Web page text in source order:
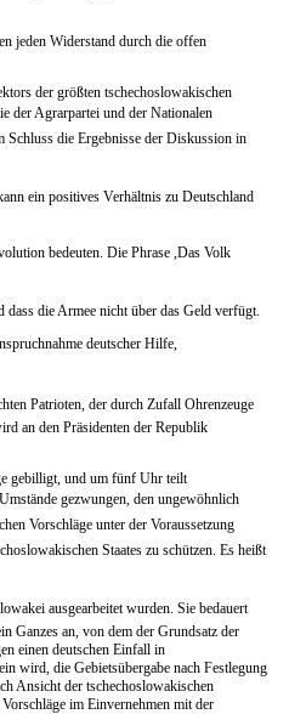
jeden Widerstand durch die offen
der größten tschechoslowakischen
der Agrarpartei und der Nationalen
Schluss die Ergebnisse der Diskussion in
ein positives Verhältnis zu Deutschland
bedeuten. Die Phrase ,Das Volk
die Armee nicht über das Geld verfügt.
deutscher Hilfe,
Patrioten, der durch Zufall Ohrenzeuge
an den Präsidenten der Republik
gebilligt, und um fünf Uhr teilt
gezwungen, den ungewöhnlich
Vorschläge unter der Voraussetzung
Staates zu schützen. Es heißt
ausgearbeitet wurden. Sie bedauert
Ganzes an, von dem der Grundsatz der
einen deutschen Einfall in
wird, die Gebietsübergabe nach Festlegung
Ansicht der tschechoslowakischen
im Einvernehmen mit der